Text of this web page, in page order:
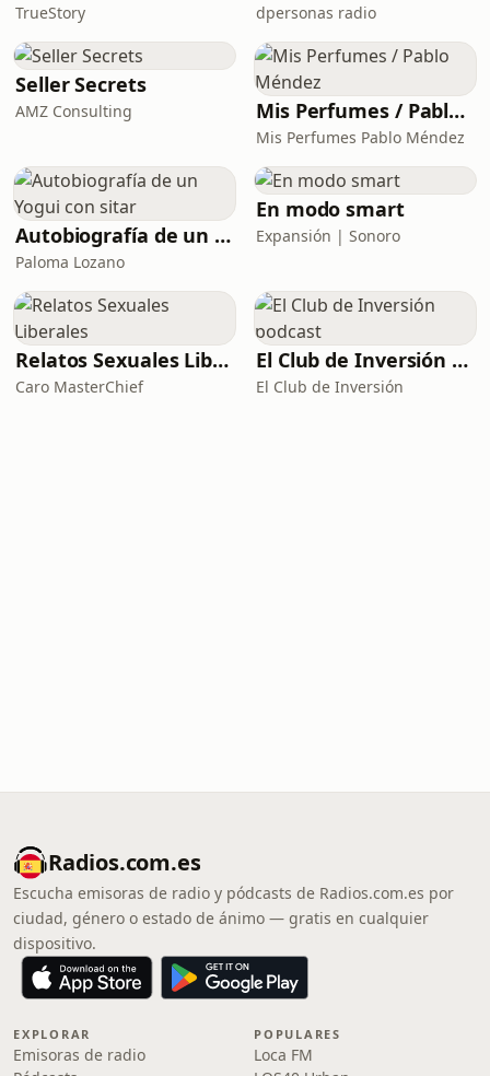
TrueStory dpersonas radio
Seller Secrets
AMZ Consulting Mis Perfumes / Pablo Méndez
Mis Perfumes Pablo Méndez
Autobiografía de un Yogui con sitar
Paloma Lozano
En modo smart
Expansión | Sonoro
Relatos Sexuales Liberales
Caro MasterChief
El Club de Inversión podcast
El Club de Inversión
Radios.com.es
Escucha emisoras de radio y pódcasts de Radios.com.es por
ciudad, género o estado de ánimo — gratis en cualquier
dispositivo.
EXPLORAR
Emisoras de radio
POPULARES
Loca FM